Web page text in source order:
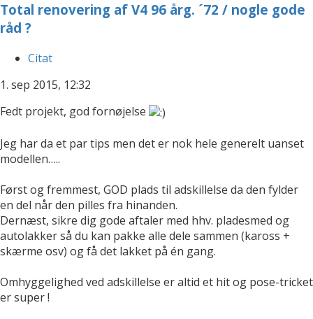
Total renovering af V4 96 årg. ´72 / nogle gode
råd ?
Citat
1. sep 2015, 12:32
Fedt projekt, god fornøjelse
Jeg har da et par tips men det er nok hele generelt uanset
modellen…..
Først og fremmest, GOD plads til adskillelse da den fylder
en del når den pilles fra hinanden.
Dernæst, sikre dig gode aftaler med hhv. pladesmed og
autolakker så du kan pakke alle dele sammen (kaross +
skærme osv) og få det lakket på én gang.
Omhyggelighed ved adskillelse er altid et hit og pose-tricket
er super !